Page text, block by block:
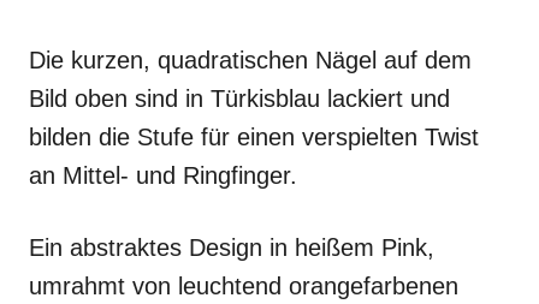
Die kurzen, quadratischen Nägel auf dem
Bild oben sind in Türkisblau lackiert und
bilden die Stufe für einen verspielten Twist
an Mittel- und Ringfinger.
Ein abstraktes Design in heißem Pink,
umrahmt von leuchtend orangefarbenen